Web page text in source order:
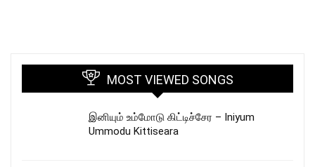
MOST VIEWED SONGS
இனியும் உம்மோடு கிட்டிச்சேர – Iniyum
Ummodu Kittiseara